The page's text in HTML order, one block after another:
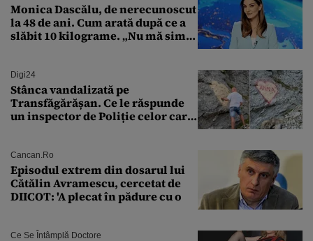
Monica Dascălu, de nerecunoscut
la 48 de ani. Cum arată după ce a
slăbit 10 kilograme. „Nu mă simt
Digi24
Stânca vandalizată pe
Transfăgărășan. Ce le răspunde
un inspector de Poliție celor care
Cancan.ro
Episodul extrem din dosarul lui
Cătălin Avramescu, cercetat de
DIICOT: 'A plecat în pădure cu o
Ce Se Întâmplă Doctore